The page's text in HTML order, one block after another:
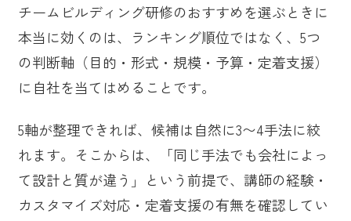
チームビルディング研修のおすすめを選ぶときに
本当に効くのは、ランキング順位ではなく、5つ
の判断軸（目的・形式・規模・予算・定着支援）
に自社を当てはめることです。
5軸が整理できれば、候補は自然に3〜4手法に絞
れます。そこからは、「同じ手法でも会社によっ
て設計と質が違う」という前提で、講師の経験・
カスタマイズ対応・定着支援の有無を確認してい